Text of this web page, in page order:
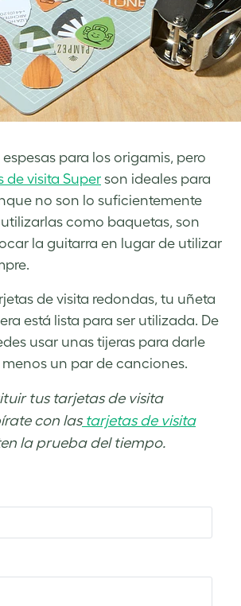
para los origamis, pero
de visita Super son ideales para
no son lo suficientemente
como baquetas, son
la guitarra en lugar de utilizar
de visita redondas, tu uñeta
está lista para ser utilizada. De
usar unas tijeras para darle
un par de canciones.
tus tarjetas de visita
con las tarjetas de visita
la prueba del tiempo.